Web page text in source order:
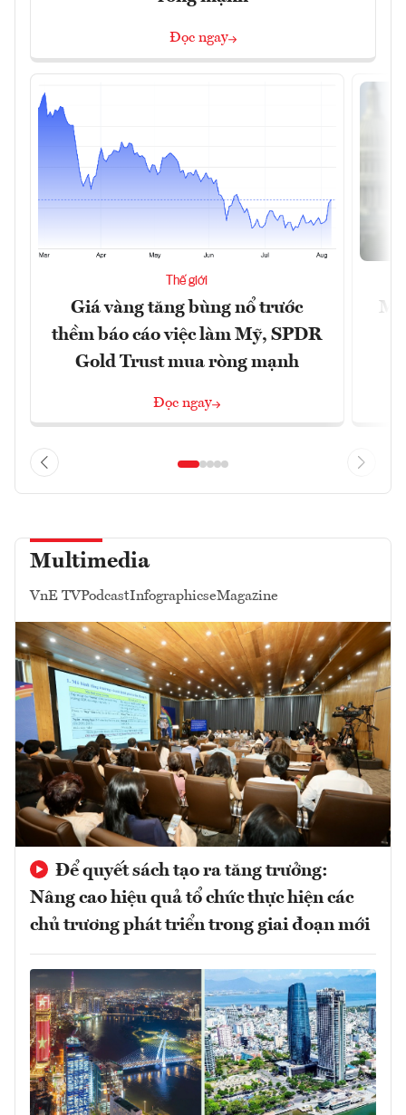
Đọc ngay
Thế giới
Giá vàng tăng bùng nổ trước
thềm báo cáo việc làm Mỹ, SPDR
Gold Trust mua ròng mạnh
Đọc ngay
Multimedia
VnE TVPodcastInfographicseMagazine
Để quyết sách tạo ra tăng trưởng:
Nâng cao hiệu quả tổ chức thực hiện các
chủ trương phát triển trong giai đoạn mới